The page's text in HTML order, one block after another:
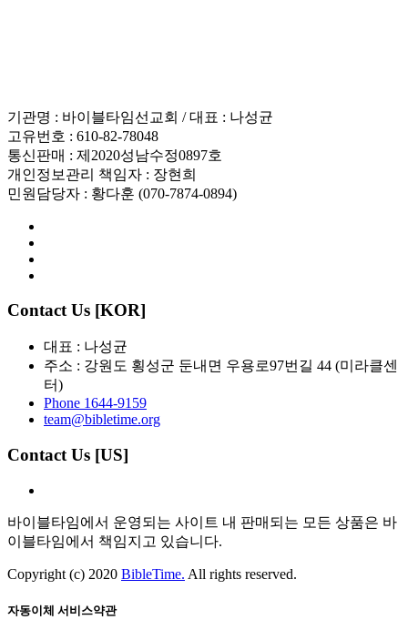
기관명 : 바이블타임선교회 / 대표 : 나성균
고유번호 : 610-82-78048
통신판매 : 제2020성남수정0897호
개인정보관리 책임자 : 장현희
민원담당자 : 황다훈 (070-7874-0894)
Contact Us [KOR]
대표 : 나성균
주소 : 강원도 횡성군 둔내면 우용로97번길 44 (미라클센
터)
Phone 1644-9159
team@bibletime.org
Contact Us [US]
바이블타임에서 운영되는 사이트 내 판매되는 모든 상품은 바
이블타임에서 책임지고 있습니다.
Copyright (c) 2020 BibleTime. All rights reserved.
자동이체 서비스약관